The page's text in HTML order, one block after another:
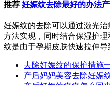
推荐 妊娠纹去除最好的办法
妊娠纹的去除可以通过激光
方法实现，同时结合保湿护
纹是由于孕期皮肤快速拉伸导
去除妊娠纹的保护措施
产后妈妈美容去除妊娠